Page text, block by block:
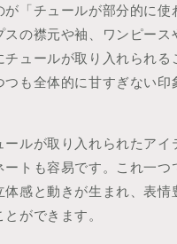
「チュールが部分的に使
の襟元や袖、ワンピース
ュールが取り入れられる
も全体的に甘すぎない印
ールが取り入れられたアイ
トも容易です。これ一つ
体感と動きが生まれ、表情
ができます。